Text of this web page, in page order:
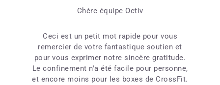
Chère équipe Octiv
Ceci est un petit mot rapide pour vous
remercier de votre fantastique soutien et
pour vous exprimer notre sincère gratitude.
Le confinement n'a été facile pour personne,
et encore moins pour les boxes de CrossFit.